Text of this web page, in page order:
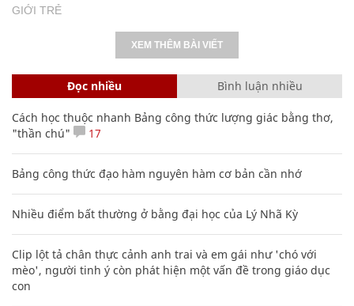
GIỚI TRẺ
XEM THÊM BÀI VIẾT
Đọc nhiều Bình luận nhiều
Cách học thuộc nhanh Bảng công thức lượng giác bằng thơ,
"thần chú"
17
Bảng công thức đạo hàm nguyên hàm cơ bản cần nhớ
Nhiều điểm bất thường ở bằng đại học của Lý Nhã Kỳ
Clip lột tả chân thực cảnh anh trai và em gái như 'chó với
mèo', người tinh ý còn phát hiện một vấn đề trong giáo dục
con